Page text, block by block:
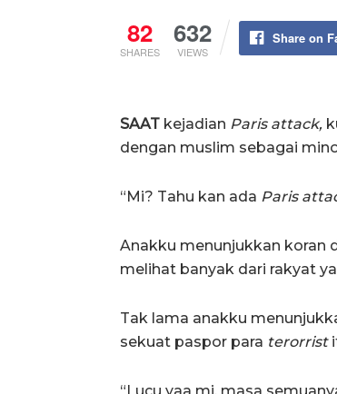
82
SHARES
632
VIEWS
Share on
SAAT kejadian Paris attack,
dengan muslim sebagai
“Mi? Tahu kan ada Paris
Anakku menunjukkan koran
melihat banyak dari rakyat
Tak lama anakku
sekuat paspor para terorrist
“Lucu yaa mi, masa